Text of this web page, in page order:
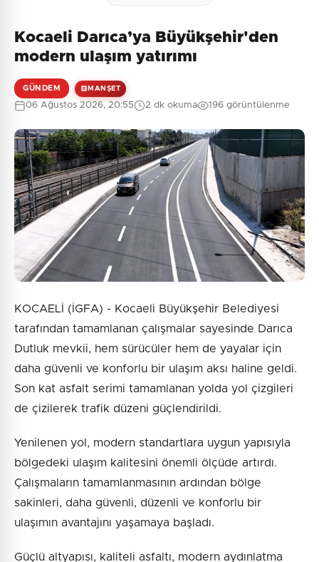
Güvenlik Sorusu:
4 + 6 = ?
Gönder
Henüz yorum yapılmamış. İlk yorumu siz yapın!
Kocaeli Darıca’ya Büyükşehir'den
modern ulaşım yatırımı
GÜNDEM MANŞET
06 Ağustos 2026, 20:55 2 dk okuma 196 görüntülenme
KOCAELİ (İGFA) - Kocaeli Büyükşehir Belediyesi
tarafından tamamlanan çalışmalar sayesinde Darıca
Dutluk mevkii, hem sürücüler hem de yayalar için
daha güvenli ve konforlu bir ulaşım aksı haline geldi.
Son kat asfalt serimi tamamlanan yolda yol çizgileri
de çizilerek trafik düzeni güçlendirildi.
Yenilenen yol, modern standartlara uygun yapısıyla
bölgedeki ulaşım kalitesini önemli ölçüde artırdı.
Çalışmaların tamamlanmasının ardından bölge
sakinleri, daha güvenli, düzenli ve konforlu bir
ulaşımın avantajını yaşamaya başladı.
Güçlü altyapısı, kaliteli asfaltı, modern aydınlatma